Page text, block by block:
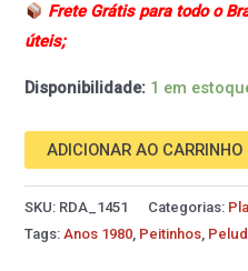
Frete Grátis para todo o
úteis;
Disponibilidade: 1 em
ADICIONAR AO CARRINHO
SKU: RDA_1451 Categorias:
Tags: Anos 1980 Peitinhos